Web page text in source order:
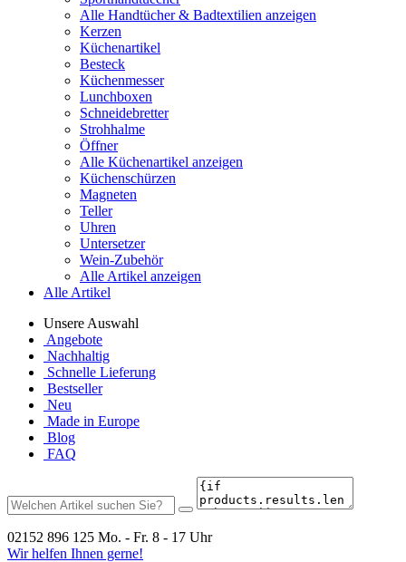
Alle Handtücher & Badtextilien anzeigen
Kerzen
Küchenartikel
Besteck
Küchenmesser
Lunchboxen
Schneidebretter
Strohhalme
Öffner
Alle Küchenartikel anzeigen
Küchenschürzen
Magneten
Teller
Uhren
Untersetzer
Wein-Zubehör
Alle Artikel anzeigen
Alle Artikel
Unsere Auswahl
Angebote
Nachhaltig
Schnelle Lieferung
Bestseller
Neu
Made in Europe
Blog
FAQ
02152 896 125 Mo. - Fr. 8 - 17 Uhr
Wir helfen Ihnen gerne!